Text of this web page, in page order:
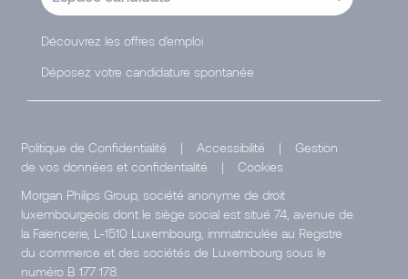
Découvrez les offres d'emploi
Déposez votre candidature spontanée
Politique de Confidentialité | Accessibilité |
Gestion
de vos données et confidentialité
|
Cookies
Morgan Philips Group, société anonyme de droit
luxembourgeois dont le siège social est situé 74, avenue de
la Faïencerie, L-1510 Luxembourg, immatriculée au Registre
du commerce et des sociétés de Luxembourg sous le
numéro B 177 178.